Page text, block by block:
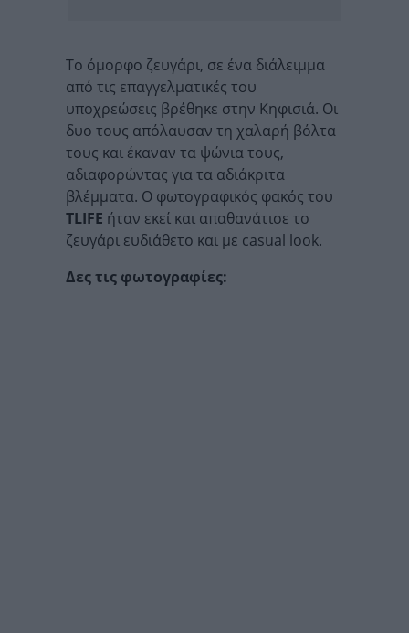
Το όμορφο ζευγάρι, σε ένα διάλειμμα
από τις επαγγελματικές του
υποχρεώσεις βρέθηκε στην Κηφισιά. Οι
δυο τους απόλαυσαν τη χαλαρή βόλτα
τους και έκαναν τα ψώνια τους,
αδιαφορώντας για τα αδιάκριτα
βλέμματα. Ο φωτογραφικός φακός του
TLIFE ήταν εκεί και απαθανάτισε το
ζευγάρι ευδιάθετο και με casual look.
Δες τις φωτογραφίες: